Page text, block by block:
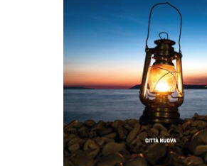
AGGIUNGI AL CARRELLO